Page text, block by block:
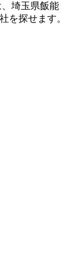
埼玉県飯能
を探せます。